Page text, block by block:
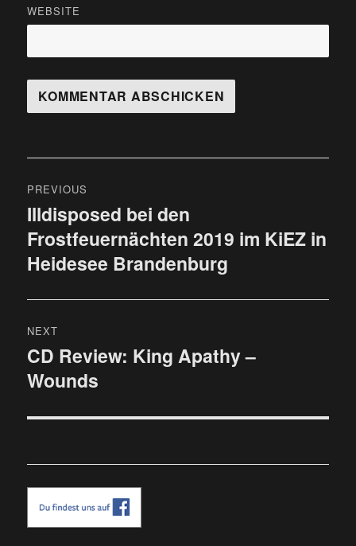
WEBSITE
PREVIOUS
Previous
post:
Illdisposed bei den
Frostfeuernächten 2019 im KiEZ in
Heidesee Brandenburg
NEXT
Next
post:
CD Review: King Apathy –
Wounds